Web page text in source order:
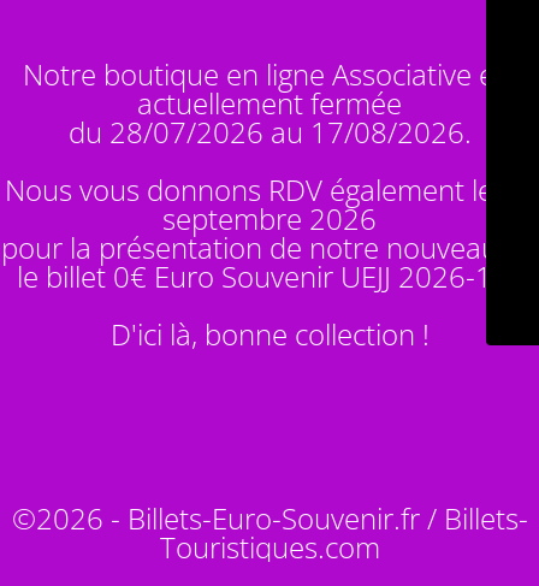
Notre boutique en ligne Associative est
actuellement fermée
du 28/07/2026 au 17/08/2026.
Nous vous donnons RDV également le 14
septembre 2026
pour la présentation de notre nouveauté :
le billet 0€ Euro Souvenir UEJJ 2026-10
D'ici là, bonne collection !
©2026 - Billets-Euro-Souvenir.fr / Billets-
Touristiques.com